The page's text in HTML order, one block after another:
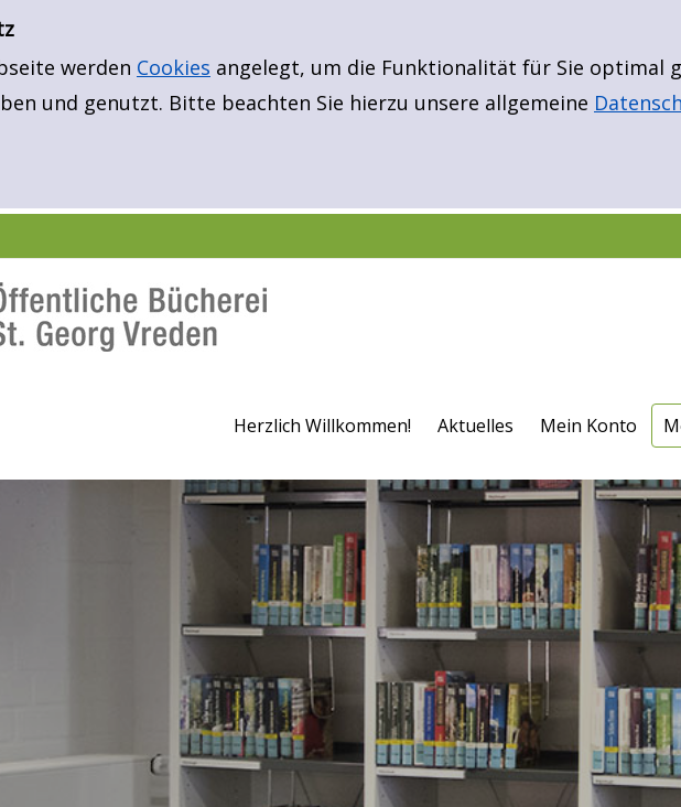
werden Cookies angelegt, um die Funktionalität für Sie optimal
und genutzt. Bitte beachten Sie hierzu unsere allgemeine
Herzlich Willkommen! Aktuelles Mein Konto